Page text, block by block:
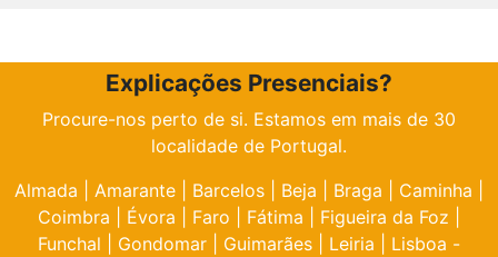
Explicações Presenciais?
Procure-nos perto de si. Estamos em mais de 30
localidade de Portugal.
Almada
Amarante Barcelos Beja Braga Caminha
Coimbra
Évora Faro Fátima Figueira da Foz
Funchal
Gondomar Guimarães Leiria
Lisboa -